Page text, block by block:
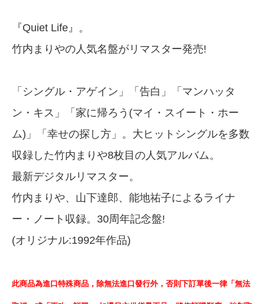
『Quiet Life』。
竹内まりやの人気名盤がリマスター発売!
「シングル・アゲイン」「告白」「マンハッタ
ン・キス」「家に帰ろう(マイ・スイート・ホー
ム)」「幸せの探し方」。大ヒットシングルを多数
収録した竹内まりや8枚目の人気アルバム。
最新デジタルリマスター。
竹内まりや、山下達郎、能地祐子によるライナ
ー・ノート収録。30周年記念盤!
(オリジナル:1992年作品)
此商品為進口特殊商品，除無法進口發行外，否則下訂單後一律「無法